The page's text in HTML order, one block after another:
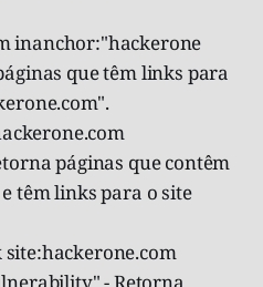
inanchor:"hackerone
que têm links para
páginas que contêm
têm links para o site